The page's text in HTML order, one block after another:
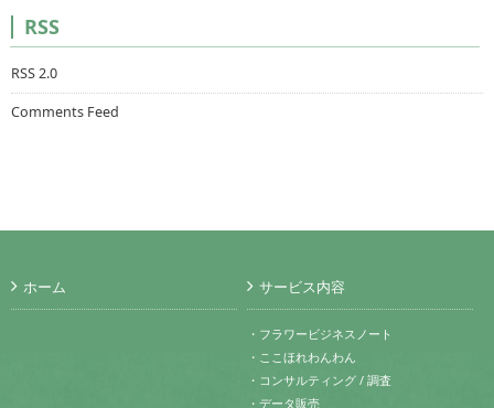
RSS
RSS 2.0
Comments Feed
ホーム サービス内容
・フラワービジネスノート
・ここほれわんわん
・コンサルティング / 調査
・データ販売